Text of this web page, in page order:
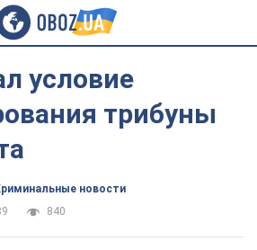
условие
трибуны
новости
840